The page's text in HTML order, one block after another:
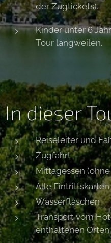
der Zugtickets).
Kinder unter 6
Tour langweilen.
In dieser
Reiseleiter und
Zugfahrt
Mittagessen
Alle
Wasserflaschen
Transport vom
enthaltenen